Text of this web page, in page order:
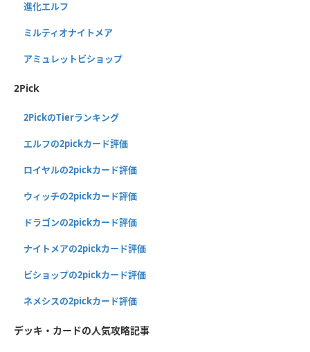
進化エルフ
ミルティオナイトメア
アミュレットビショップ
2Pick
2PickのTierランキング
エルフの2pickカード評価
ロイヤルの2pickカード評価
ウィッチの2pickカード評価
ドラゴンの2pickカード評価
ナイトメアの2pickカード評価
ビショップの2pickカード評価
ネメシスの2pickカード評価
デッキ・カードの人気攻略記事